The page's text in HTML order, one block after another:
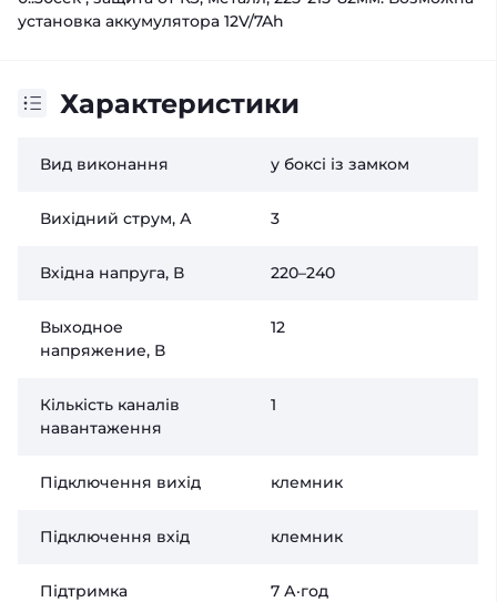
установка аккумулятора 12V/7Ah
Характеристики
Вид виконання у боксі із замком
Вихідний струм, А 3
Вхідна напруга, В 220–240
Выходное
напряжение, В
12
Кількість каналів
навантаження
1
Підключення вихід клемник
Підключення вхід клемник
Підтримка
7 А·год